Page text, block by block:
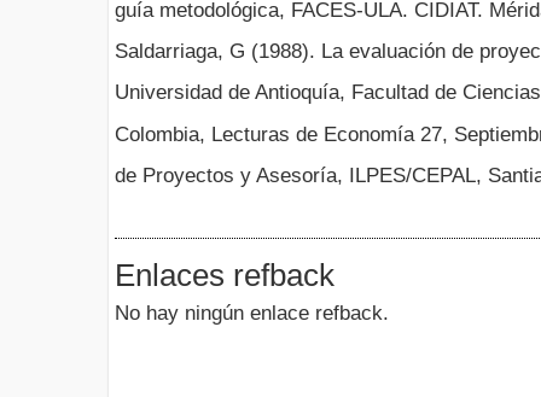
guía metodológica, FACES-ULA. CIDIAT.
Saldarriaga, G (1988). La evaluación de
Universidad de Antioquía, Facultad de
Colombia, Lecturas de Economía 27,
de Proyectos y Asesoría, ILPES/CEPAL,
Enlaces refback
No hay ningún enlace refback.